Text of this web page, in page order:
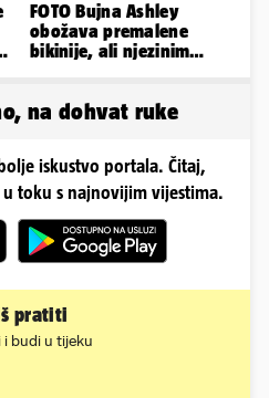
FOTO Bujna Ashley
obožava premalene
bikinije, ali njezinim
na dohvat ruke
iskustvo portala. Čitaj,
toku s najnovijim vijestima.
pratiti
i budi u tijeku